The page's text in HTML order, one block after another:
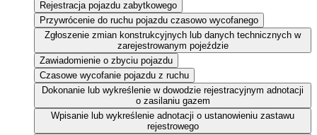
Rejestracja pojazdu zabytkowego
Przywrócenie do ruchu pojazdu czasowo wycofanego
Zgłoszenie zmian konstrukcyjnych lub danych technicznych w
zarejestrowanym pojeździe
Zawiadomienie o zbyciu pojazdu
Czasowe wycofanie pojazdu z ruchu
Dokonanie lub wykreślenie w dowodzie rejestracyjnym adnotacji
o zasilaniu gazem
Wpisanie lub wykreślenie adnotacji o ustanowieniu zastawu
rejestrowego